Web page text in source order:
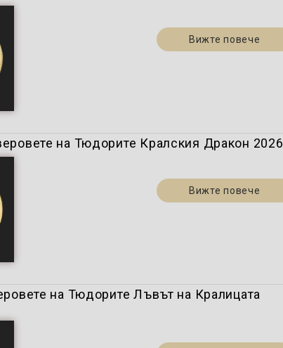
Вижте повече
на Тюдорите Кралския Дракон 2026
Вижте повече
на Тюдорите Лъвът на Кралицата